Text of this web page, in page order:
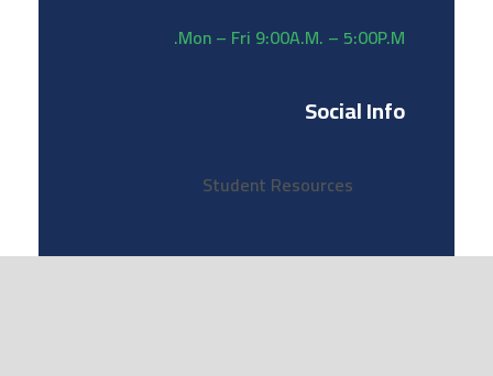
Mon – Fri 9:00A.M. – 5:00P.M.
Social Info
Student Resources